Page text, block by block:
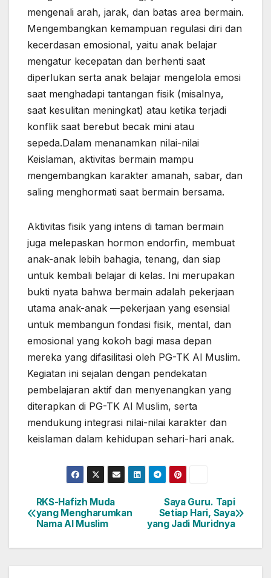
mengenali arah, jarak, dan batas area bermain.
Mengembangkan kemampuan regulasi diri dan
kecerdasan emosional, yaitu anak belajar
mengatur kecepatan dan berhenti saat
diperlukan serta anak belajar mengelola emosi
saat menghadapi tantangan fisik (misalnya,
saat kesulitan meningkat) atau ketika terjadi
konflik saat berebut becak mini atau
sepeda.Dalam menanamkan nilai-nilai
Keislaman, aktivitas bermain mampu
mengembangkan karakter amanah, sabar, dan
saling menghormati saat bermain bersama.
Aktivitas fisik yang intens di taman bermain
juga melepaskan hormon endorfin, membuat
anak-anak lebih bahagia, tenang, dan siap
untuk kembali belajar di kelas. Ini merupakan
bukti nyata bahwa bermain adalah pekerjaan
utama anak-anak —pekerjaan yang esensial
untuk membangun fondasi fisik, mental, dan
emosional yang kokoh bagi masa depan
mereka yang difasilitasi oleh PG-TK Al Muslim.
Kegiatan ini sejalan dengan pendekatan
pembelajaran aktif dan menyenangkan yang
diterapkan di PG-TK Al Muslim, serta
mendukung integrasi nilai-nilai karakter dan
keislaman dalam kehidupan sehari-hari anak.
Post
navigation
Saya Guru. Tapi
Setiap Hari, Saya
yang Jadi Muridnya
RKS-Hafizh Muda
yang Mengharumkan
Nama Al Muslim